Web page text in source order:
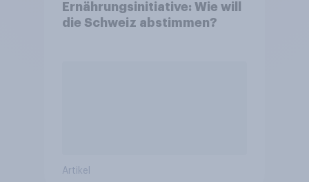
Ernährungsinitiative: Wie will
die Schweiz abstimmen?
Artikel